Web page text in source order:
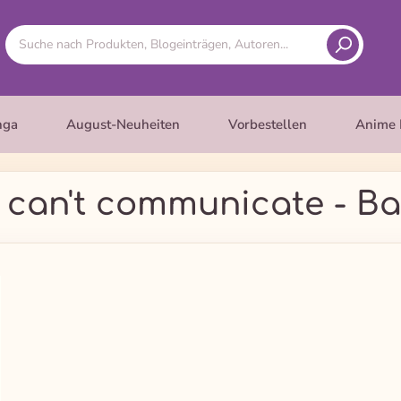
August-Neuheiten Vorbestellen Anime
can't communicate -